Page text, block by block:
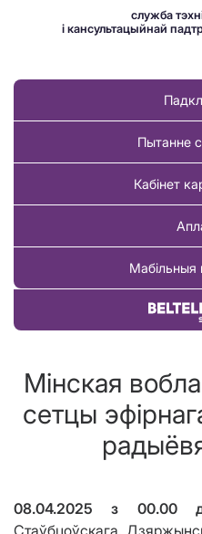
служба
і кансультацыйнай
Пытанне
Кабінет
Мабільныя
Мінская
сетцы
08.04.2025 з 00.00